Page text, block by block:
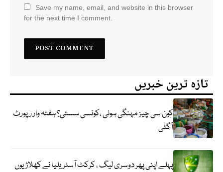
Save my name, email, and website in this browser
for the next time I comment.
تازہ ترین خبریں
کون سی چیز مہنگی ہوئی ،کونسی سستی؟ ہفتہ وار رپورٹ
آگئی
پہلے اپنی پھر دوسری لیگ ، کرکٹ آسٹریلیا نے کھلاڑیوں